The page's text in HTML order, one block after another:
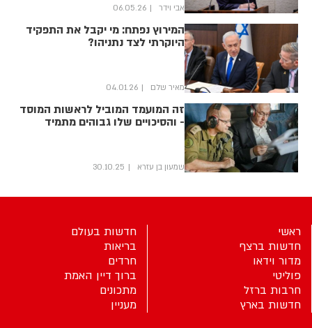
אבי וידר 06.05.26
המירוץ נפתח: מי יקבל את התפקיד
היוקרתי לצד נתניהו?
מאיר שלם 04.01.26
זה המועמד המוביל לראשות המוסד
- והסיכויים שלו גבוהים מתמיד
שמעון בן עזרא 30.10.25
ראשי
חדשות ברצף
מדור וידאו
פוליטי
חרבות ברזל
חדשות בארץ
חדשות בעולם
בריאות
חרדים
ברוך דיין האמת
מתכונים
מעניין